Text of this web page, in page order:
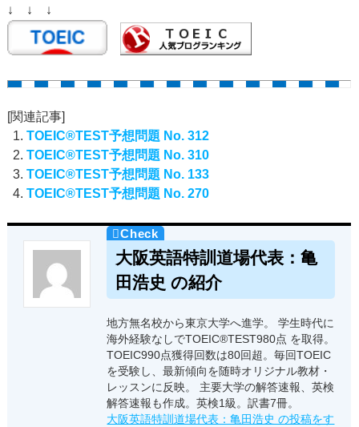
↓ ↓ ↓
[関連記事]
TOEIC®TEST予想問題 No. 312
TOEIC®TEST予想問題 No. 310
TOEIC®TEST予想問題 No. 133
TOEIC®TEST予想問題 No. 270
大阪英語特訓道場代表：亀
田浩史 の紹介
地方無名校から東京大学へ進学。 学生時代に
海外経験なしでTOEIC®TEST980点 を取得。
TOEIC990点獲得回数は80回超。毎回TOEIC
を受験し、最新傾向を随時オリジナル教材・
レッスンに反映。 主要大学の解答速報、英検
解答速報も作成。英検1級。訳書7冊。
大阪英語特訓道場代表：亀田浩史 の投稿をす